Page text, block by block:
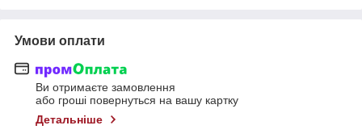
Умови оплати
Ви отримаєте замовлення
або гроші повернуться на вашу картку
Детальніше